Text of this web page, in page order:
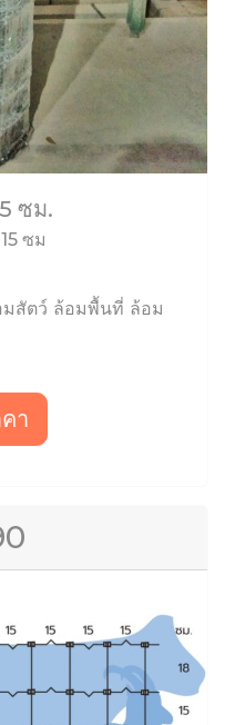
ซม.
ซม
มสัตว์ ล้อมพื้นที่ ล้อม
า